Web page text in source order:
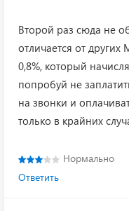
Второй раз сюда не
отличается от
0,8%, который
попробуй не
на звонки и
только в крайних
Нормально
Ответить